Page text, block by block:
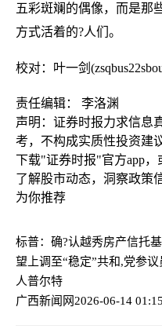
五彩斑斓的偶像，而是那
方式活着的?人们。
校对：叶一剑
责任编辑： 李洛渊
声明：证券时报力求信息
考，不构成实质性投资建
下载"证券时报"官方app
了解股市动态，洞察政策
为你推荐
标普：确?认越秀房产信托
望上调至“稳定”共和,党参议
人普尔特
广西新闻网2026-06-14